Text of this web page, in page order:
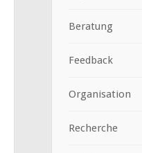
Beratung
Feedback
Organisation
Recherche